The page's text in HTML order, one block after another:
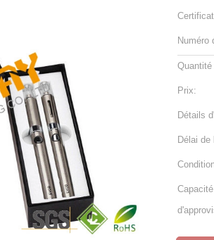
Numéro
Prix:
Détails
Délai de
Capacité